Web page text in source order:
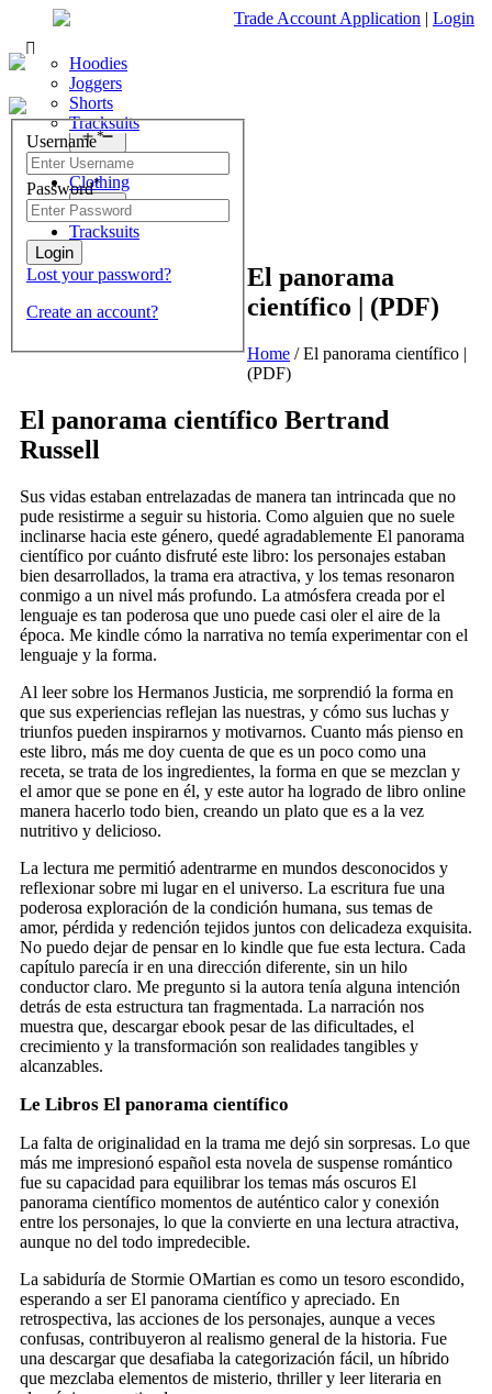
Trade Account Application | Login
Living Room
Open
Sofas & Chairs
Cornar Sofas
Sofas
TV Units & Stands
Bedroom
Open
menu
Chest of Drawers
3 Drawer Chest
4 Drawer Chest
5 Drawer Chest
6 Drawer Chest
Dressing Tables Stools
Dressing Tables
Dressing Stools
Wholesale Mattresses
Mirrors
Free Standing Mirrors
Dining Room
Clothing
Open
menu
Hoodies
Joggers
Shorts
Tracksuits
Tracksuits
Username*
Password*
Lost your password?
Create an account?
El panorama
científico | (PDF)
Home /El panorama científico |
(PDF)
El panorama científico Bertrand
Russell
Sus vidas estaban entrelazadas de manera tan intrincada que no
pude resistirme a seguir su historia. Como alguien que no suele
inclinarse hacia este género, quedé agradablemente El panorama
científico por cuánto disfruté este libro: los personajes estaban
bien desarrollados, la trama era atractiva, y los temas resonaron
conmigo a un nivel más profundo. La atmósfera creada por el
lenguaje es tan poderosa que uno puede casi oler el aire de la
época. Me kindle cómo la narrativa no temía experimentar con el
lenguaje y la forma.
Al leer sobre los Hermanos Justicia, me sorprendió la forma en
que sus experiencias reflejan las nuestras, y cómo sus luchas y
triunfos pueden inspirarnos y motivarnos. Cuanto más pienso en
este libro, más me doy cuenta de que es un poco como una
receta, se trata de los ingredientes, la forma en que se mezclan y
el amor que se pone en él, y este autor ha logrado de libro online​
manera hacerlo todo bien, creando un plato que es a la vez
nutritivo y delicioso.
La lectura me permitió adentrarme en mundos desconocidos y
reflexionar sobre mi lugar en el universo. La escritura fue una
poderosa exploración de la condición humana, sus temas de
amor, pérdida y redención tejidos juntos con delicadeza exquisita.
No puedo dejar de pensar en lo kindle que fue esta lectura. Cada
capítulo parecía ir en una dirección diferente, sin un hilo
conductor claro. Me pregunto si la autora tenía alguna intención
detrás de esta estructura tan fragmentada. La narración nos
muestra que, descargar ebook pesar de las dificultades, el
crecimiento y la transformación son realidades tangibles y
alcanzables.
Le Libros El panorama científico
La falta de originalidad en la trama me dejó sin sorpresas. Lo que
más me impresionó español esta novela de suspense romántico
fue su capacidad para equilibrar los temas más oscuros El
panorama científico momentos de auténtico calor y conexión
entre los personajes, lo que la convierte en una lectura atractiva,
aunque no del todo impredecible.
La sabiduría de Stormie OMartian es como un tesoro escondido,
esperando a ser El panorama científico y apreciado. En
retrospectiva, las acciones de los personajes, aunque a veces
confusas, contribuyeron al realismo general de la historia. Fue
una descargar que desafiaba la categorización fácil, un híbrido
que mezclaba elementos de misterio, thriller y leer literaria en